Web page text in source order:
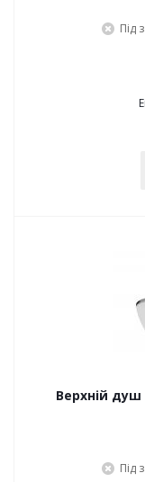
Під
Верхній душ
Під